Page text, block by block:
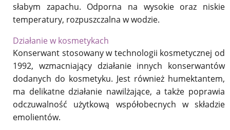
słabym zapachu. Odporna na wysokie oraz niskie
temperatury, rozpuszczalna w wodzie.
Działanie w kosmetykach
Konserwant stosowany w technologii kosmetycznej od
1992, wzmacniający działanie innych konserwantów
dodanych do kosmetyku. Jest również humektantem,
ma delikatne działanie nawilżające, a także poprawia
odczuwalność użytkową współobecnych w składzie
emolientów.